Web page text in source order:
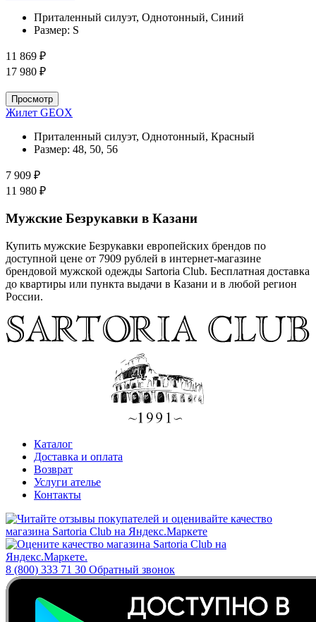
Приталенный силуэт, Однотонный, Синий
Размер: S
11 869 ₽
17 980 ₽
Просмотр
Жилет GEOX
Приталенный силуэт, Однотонный, Красный
Размер: 48, 50, 56
7 909 ₽
11 980 ₽
Мужские Безрукавки в Казани
Купить мужские Безрукавки европейских брендов по
доступной цене от 7909 рублей в интернет-магазине
брендовой мужской одежды Sartoria Club. Бесплатная доставка
до квартиры или пункта выдачи в Казани и в любой регион
России.
Каталог
Доставка и оплата
Возврат
Услуги ателье
Контакты
8 (800) 333 71 30 Обратный звонок